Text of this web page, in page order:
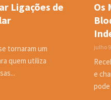
Ligações de
tornaram um
quem utiliza
Os
julho
e